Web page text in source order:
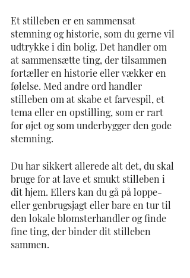
Et stilleben er en sammensat
stemning og historie, som du gerne vil
udtrykke i din bolig. Det handler om
at sammensætte ting, der tilsammen
fortæller en historie eller vækker en
følelse. Med andre ord handler
stilleben om at skabe et farvespil, et
tema eller en opstilling, som er rart
for øjet og som underbygger den gode
stemning.
Du har sikkert allerede alt det, du skal
bruge for at lave et smukt stilleben i
dit hjem. Ellers kan du gå på loppe-
eller genbrugsjagt eller bare en tur til
den lokale blomsterhandler og finde
fine ting, der binder dit stilleben
sammen.